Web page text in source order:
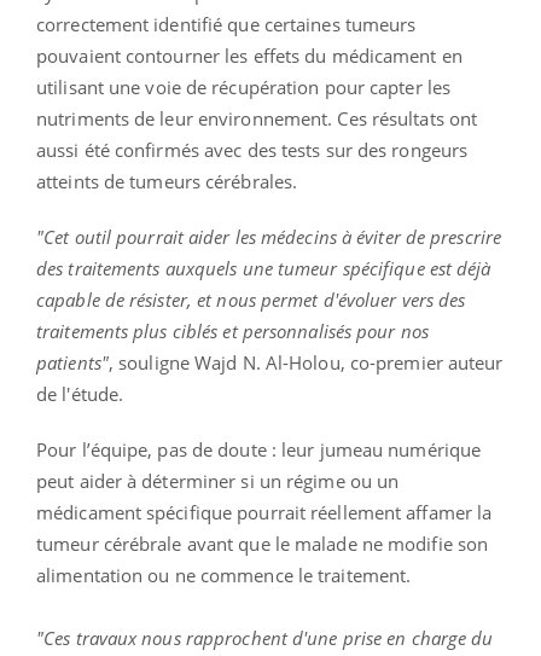
correctement identifié que certaines tumeurs
pouvaient contourner les effets du médicament en
utilisant une voie de récupération pour capter les
nutriments de leur environnement. Ces résultats ont
aussi été confirmés avec des tests sur des rongeurs
atteints de tumeurs cérébrales.
"Cet outil pourrait aider les médecins à éviter de prescrire
des traitements auxquels une tumeur spécifique est déjà
capable de résister, et nous permet d'évoluer vers des
traitements plus ciblés et personnalisés pour nos
patients", souligne Wajd N. Al-Holou, co-premier auteur
de l'étude.
Pour l’équipe, pas de doute : leur jumeau numérique
peut aider à déterminer si un régime ou un
médicament spécifique pourrait réellement affamer la
tumeur cérébrale avant que le malade ne modifie son
alimentation ou ne commence le traitement.
"Ces travaux nous rapprochent d'une prise en charge du